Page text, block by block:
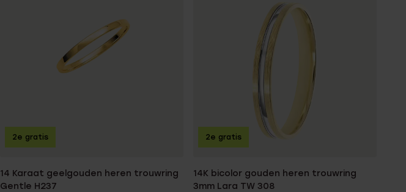
14 Karaat geelgouden heren trouwring
Gentle H237
2e gratis
14K bicolor gouden heren trouwring
3mm Lara TW 308
2e gratis